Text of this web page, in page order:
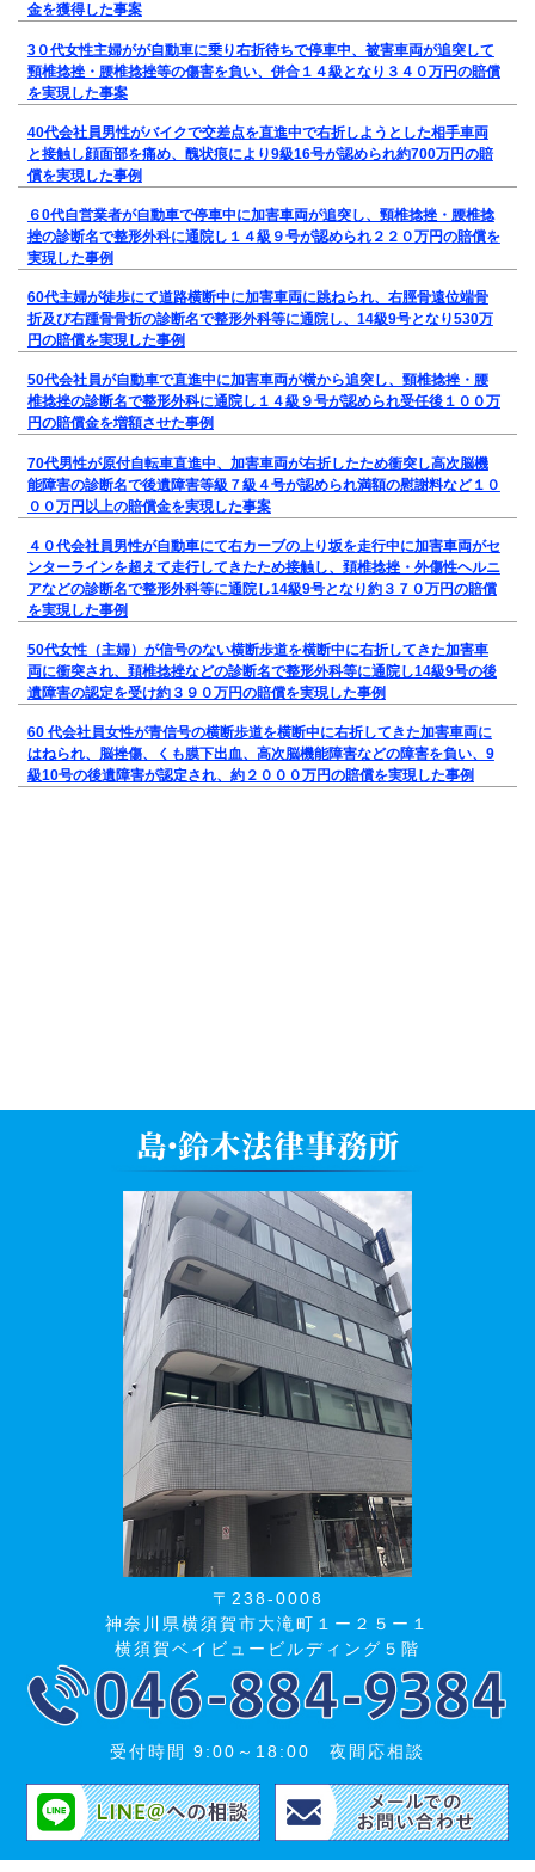
金を獲得した事案
3０代女性主婦がが自動車に乗り右折待ちで停車中、被害車両が追突して
頸椎捻挫・腰椎捻挫等の傷害を負い、併合１４級となり３４０万円の賠償
を実現した事案
40代会社員男性がバイクで交差点を直進中で右折しようとした相手車両
と接触し顔面部を痛め、醜状痕により9級16号が認められ約700万円の賠
償を実現した事例
６0代自営業者が自動車で停車中に加害車両が追突し、頸椎捻挫・腰椎捻
挫の診断名で整形外科に通院し１４級９号が認められ２２０万円の賠償を
実現した事例
60代主婦が徒歩にて道路横断中に加害車両に跳ねられ、右脛骨遠位端骨
折及び右踵骨骨折の診断名で整形外科等に通院し、14級9号となり530万
円の賠償を実現した事例
50代会社員が自動車で直進中に加害車両が横から追突し、頸椎捻挫・腰
椎捻挫の診断名で整形外科に通院し１４級９号が認められ受任後１００万
円の賠償金を増額させた事例
70代男性が原付自転車直進中、加害車両が右折したため衝突し高次脳機
能障害の診断名で後遺障害等級７級４号が認められ満額の慰謝料など１０
００万円以上の賠償金を実現した事案
４０代会社員男性が自動車にて右カーブの上り坂を走行中に加害車両がセ
ンターラインを超えて走行してきたため接触し、頚椎捻挫・外傷性ヘルニ
アなどの診断名で整形外科等に通院し14級9号となり約３７０万円の賠償
を実現した事例
50代女性（主婦）が信号のない横断歩道を横断中に右折してきた加害車
両に衝突され、頚椎捻挫などの診断名で整形外科等に通院し14級9号の後
遺障害の認定を受け約３９０万円の賠償を実現した事例
60 代会社員女性が青信号の横断歩道を横断中に右折してきた加害車両に
はねられ、脳挫傷、くも膜下出血、高次脳機能障害などの障害を負い、9
級10号の後遺障害が認定され、約２０００万円の賠償を実現した事例
〒238-0008
神奈川県横須賀市大滝町１ー２５ー１
横須賀ベイビュービルディング５階
受付時間 9:00～18:00 夜間応相談